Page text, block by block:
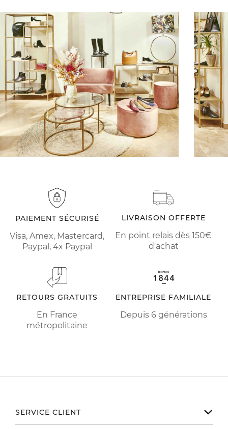
PAIEMENT SÉCURISÉ
Visa, Amex, Mastercard,
Paypal, 4x Paypal
LIVRAISON OFFERTE
En point relais dès 150€
d'achat
RETOURS GRATUITS
En France
métropolitaine
ENTREPRISE FAMILIALE
Depuis 6 générations
SERVICE CLIENT